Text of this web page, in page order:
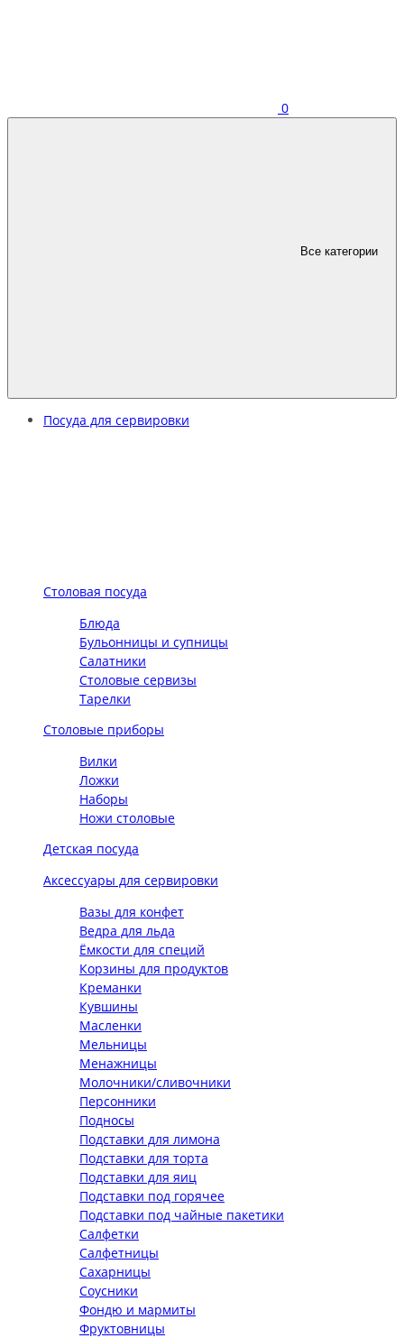
0
Все категории
Посуда для сервировки
Столовая посуда
Блюда
Бульонницы и супницы
Салатники
Столовые сервизы
Тарелки
Столовые приборы
Вилки
Ложки
Наборы
Ножи столовые
Детская посуда
Аксессуары для сервировки
Вазы для конфет
Ведра для льда
Ёмкости для специй
Корзины для продуктов
Креманки
Кувшины
Масленки
Мельницы
Менажницы
Молочники/сливочники
Персонники
Подносы
Подставки для лимона
Подставки для торта
Подставки для яиц
Подставки под горячее
Подставки под чайные пакетики
Салфетки
Салфетницы
Сахарницы
Соусники
Фондю и мармиты
Фруктовницы